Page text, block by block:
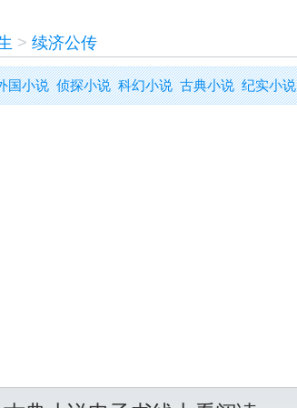
> 续济公传
国小说 侦探小说 科幻小说 古典小说 纪实小说